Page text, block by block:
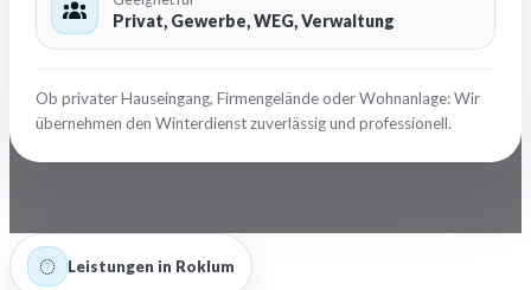
Privat, Gewerbe, WEG, Verwaltung
Ob privater Hauseingang, Firmengelände oder Wohnanlage: Wir
übernehmen den Winterdienst zuverlässig und professionell.
Leistungen in Roklum